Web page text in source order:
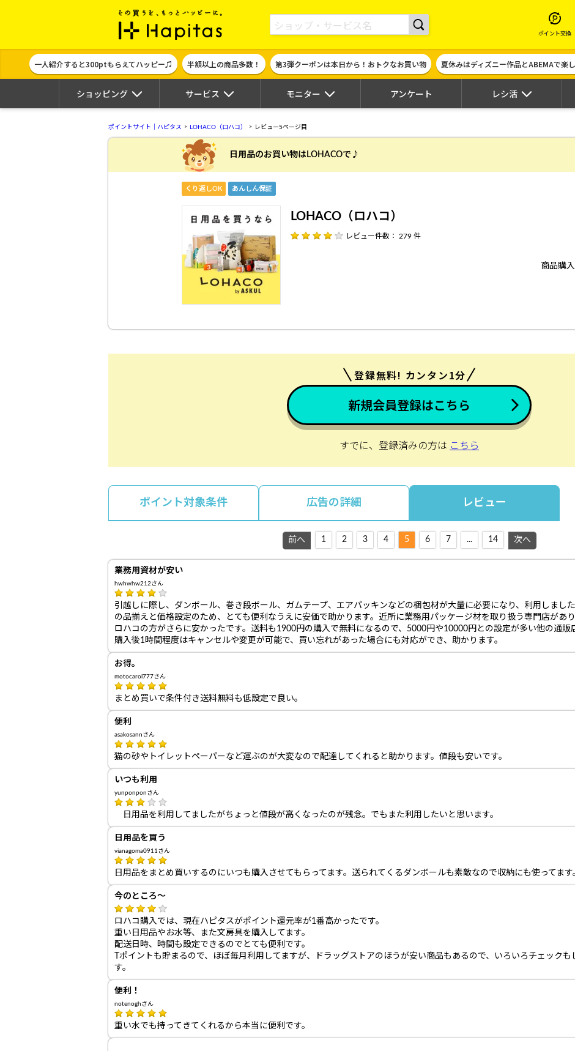
ポイント貯めて現金やギフト券に交換できるポイントサイト | ハピタス
ポイント交換
一人紹介すると300ptもらえてハッピー♫ 半額以上の商品多数！ 第3弾クーポンは本日から！おトクなお買い物 夏休みはディズニー作品とABEMAで楽
ショッピング サービス モニター アンケート レシ活
ポイントサイト｜ハピタス LOHACO（ロハコ） レビュー5ページ目
日用品のお買い物はLOHACOで♪
くり返しOK あんしん保証
LOHACO（ロハコ）
レビュー件数： 279 件
商品購
登録無料! カンタン1分
新規会員登録はこちら
すでに、登録済みの方は こちら
ポイント対象条件 広告の詳細 レビュー
前へ 1 2 3 4 5 6 7 ... 14 次へ
業務用資材が安い
hwhwhw212さん
引越しに際し、ダンボール、巻き段ボール、ガムテープ、エアパッキンなどの梱包材が大量に必要になり、利用しまし
の品揃えと価格設定のため、とても便利なうえに安価で助かります。近所に業務用パッケージ材を取り扱う専門店があ
ロハコの方がさらに安かったです。送料も1900円の購入で無料になるので、5000円や10000円との設定が多い他の通販
購入後1時間程度はキャンセルや変更が可能で、買い忘れがあった場合にも対応ができ、助かります。
お得。
motocarol777さん
まとめ買いで条件付き送料無料も低設定で良い。
便利
asakosannさん
猫の砂やトイレットペーパーなど運ぶのが大変なので配達してくれると助かります。値段も安いです。
いつも利用
yunponponさん
日用品を利用してましたがちょっと値段が高くなったのが残念。でもまた利用したいと思います。
日用品を買う
vianagoma0911さん
日用品をまとめ買いするのにいつも購入させてもらってます。送られてくるダンボールも素敵なので収納にも使ってます
今のところ～
ロハコ購入では、現在ハピタスがポイント還元率が1番高かったです。
重い日用品やお水等、また文房具を購入してます。
配送日時、時間も設定できるのでとても便利です。
Tポイントも貯まるので、ほぼ毎月利用してますが、ドラッグストアのほうが安い商品もあるので、いろいろチェック
す。
便利！
notenoghさん
重い水でも持ってきてくれるから本当に便利です。